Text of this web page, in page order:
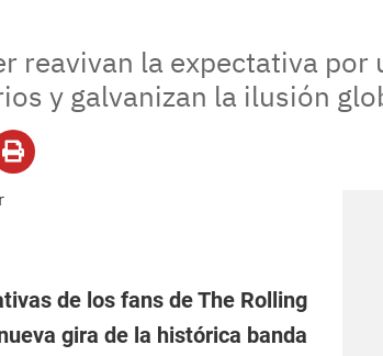
reavivan la expectativa
y galvanizan la ilusión
de los fans de The Rolling
gira de la histórica banda